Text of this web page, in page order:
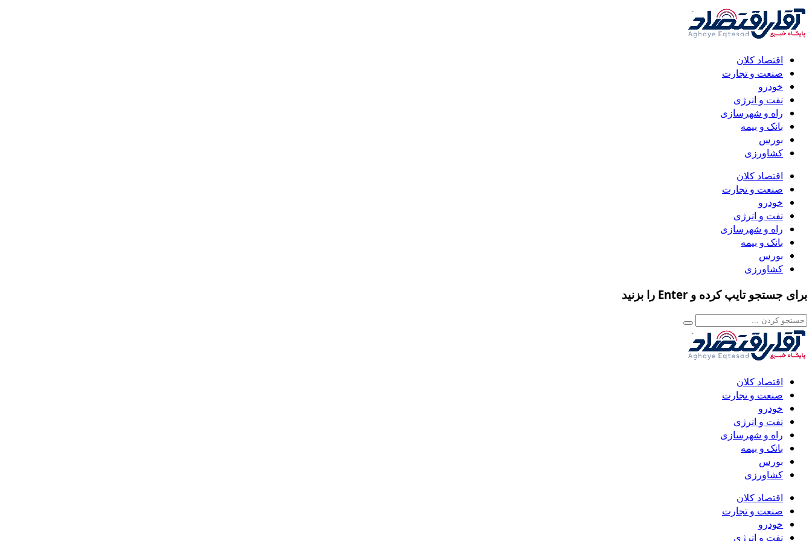
اقتصاد کلان
صنعت و تجارت
خودرو
نفت و انرژی
راه و شهرسازی
بانک و بیمه
بورس
کشاورزی
اقتصاد کلان
صنعت و تجارت
خودرو
نفت و انرژی
راه و شهرسازی
بانک و بیمه
بورس
کشاورزی
برای جستجو تایپ کرده و Enter را بزنید
اقتصاد کلان
صنعت و تجارت
خودرو
نفت و انرژی
راه و شهرسازی
بانک و بیمه
بورس
کشاورزی
اقتصاد کلان
صنعت و تجارت
خودرو
نفت و انرژی